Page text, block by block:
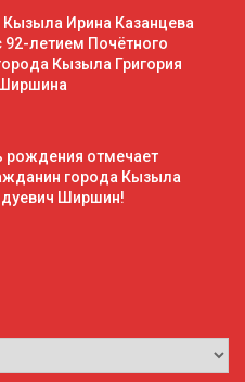
Кызыла Ирина Казанцева
92-летием Почётного
Кызыла Григория
рождения отмечает
города Кызыла
Ширшин!